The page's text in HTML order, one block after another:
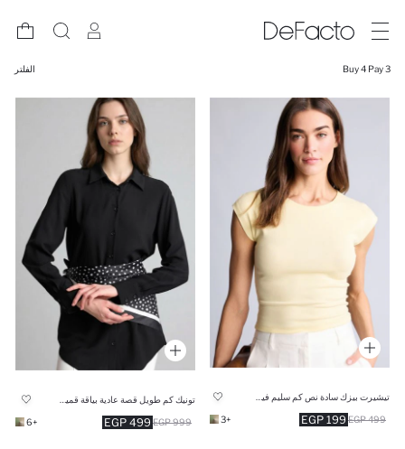
Buy 4 Pay 3 الفلتر
199 EGP 499 EGP
+3
499 EGP 999 EGP
+6